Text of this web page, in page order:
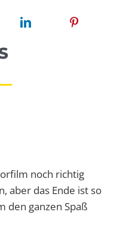
noch richtig
aber das Ende ist so
den ganzen Spaß